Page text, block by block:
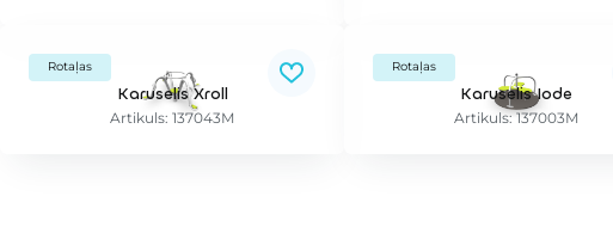
Rotaļas
Karuselis Xroll
Artikuls: 137043M
Rotaļas
Karuselis Iode
Artikuls: 137003M